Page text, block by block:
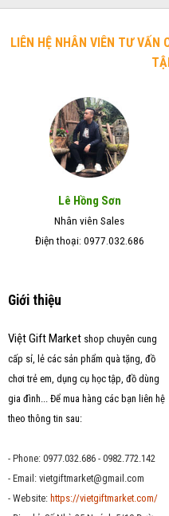
LIÊN HỆ NHÂN VIÊN TƯ VẤN
Lê Hồng Sơn
Nhân viên Sales
Điện thoại: 0977.032.686
Giới thiệu
Việt Gift Marketshop chuyên cung
cấp sỉ, lẻ các sản phẩm quà tặng, đồ
chơi trẻ em, dụng cụ học tập, đồ dùng
gia đình... Để mua hàng các bạn liên hệ
theo thông tin sau:
- Phone: 0977.032.686 - 0982.772.142
- Email: vietgiftmarket@gmail.com
- Website: https://vietgiftmarket.com/